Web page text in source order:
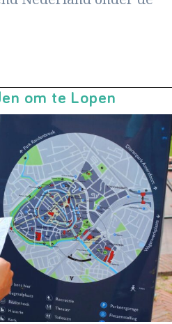
om te Lopen